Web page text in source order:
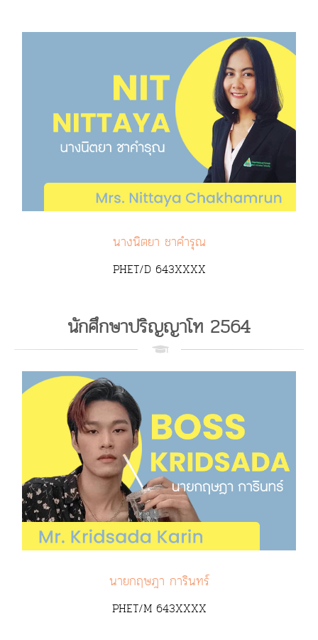
นางนิตยา ชาคำรุณ
PHET/D 643XXXX
นักศึกษาปริญญาโท 2564
นายกฤษฎา การินทร์
PHET/M 643XXXX